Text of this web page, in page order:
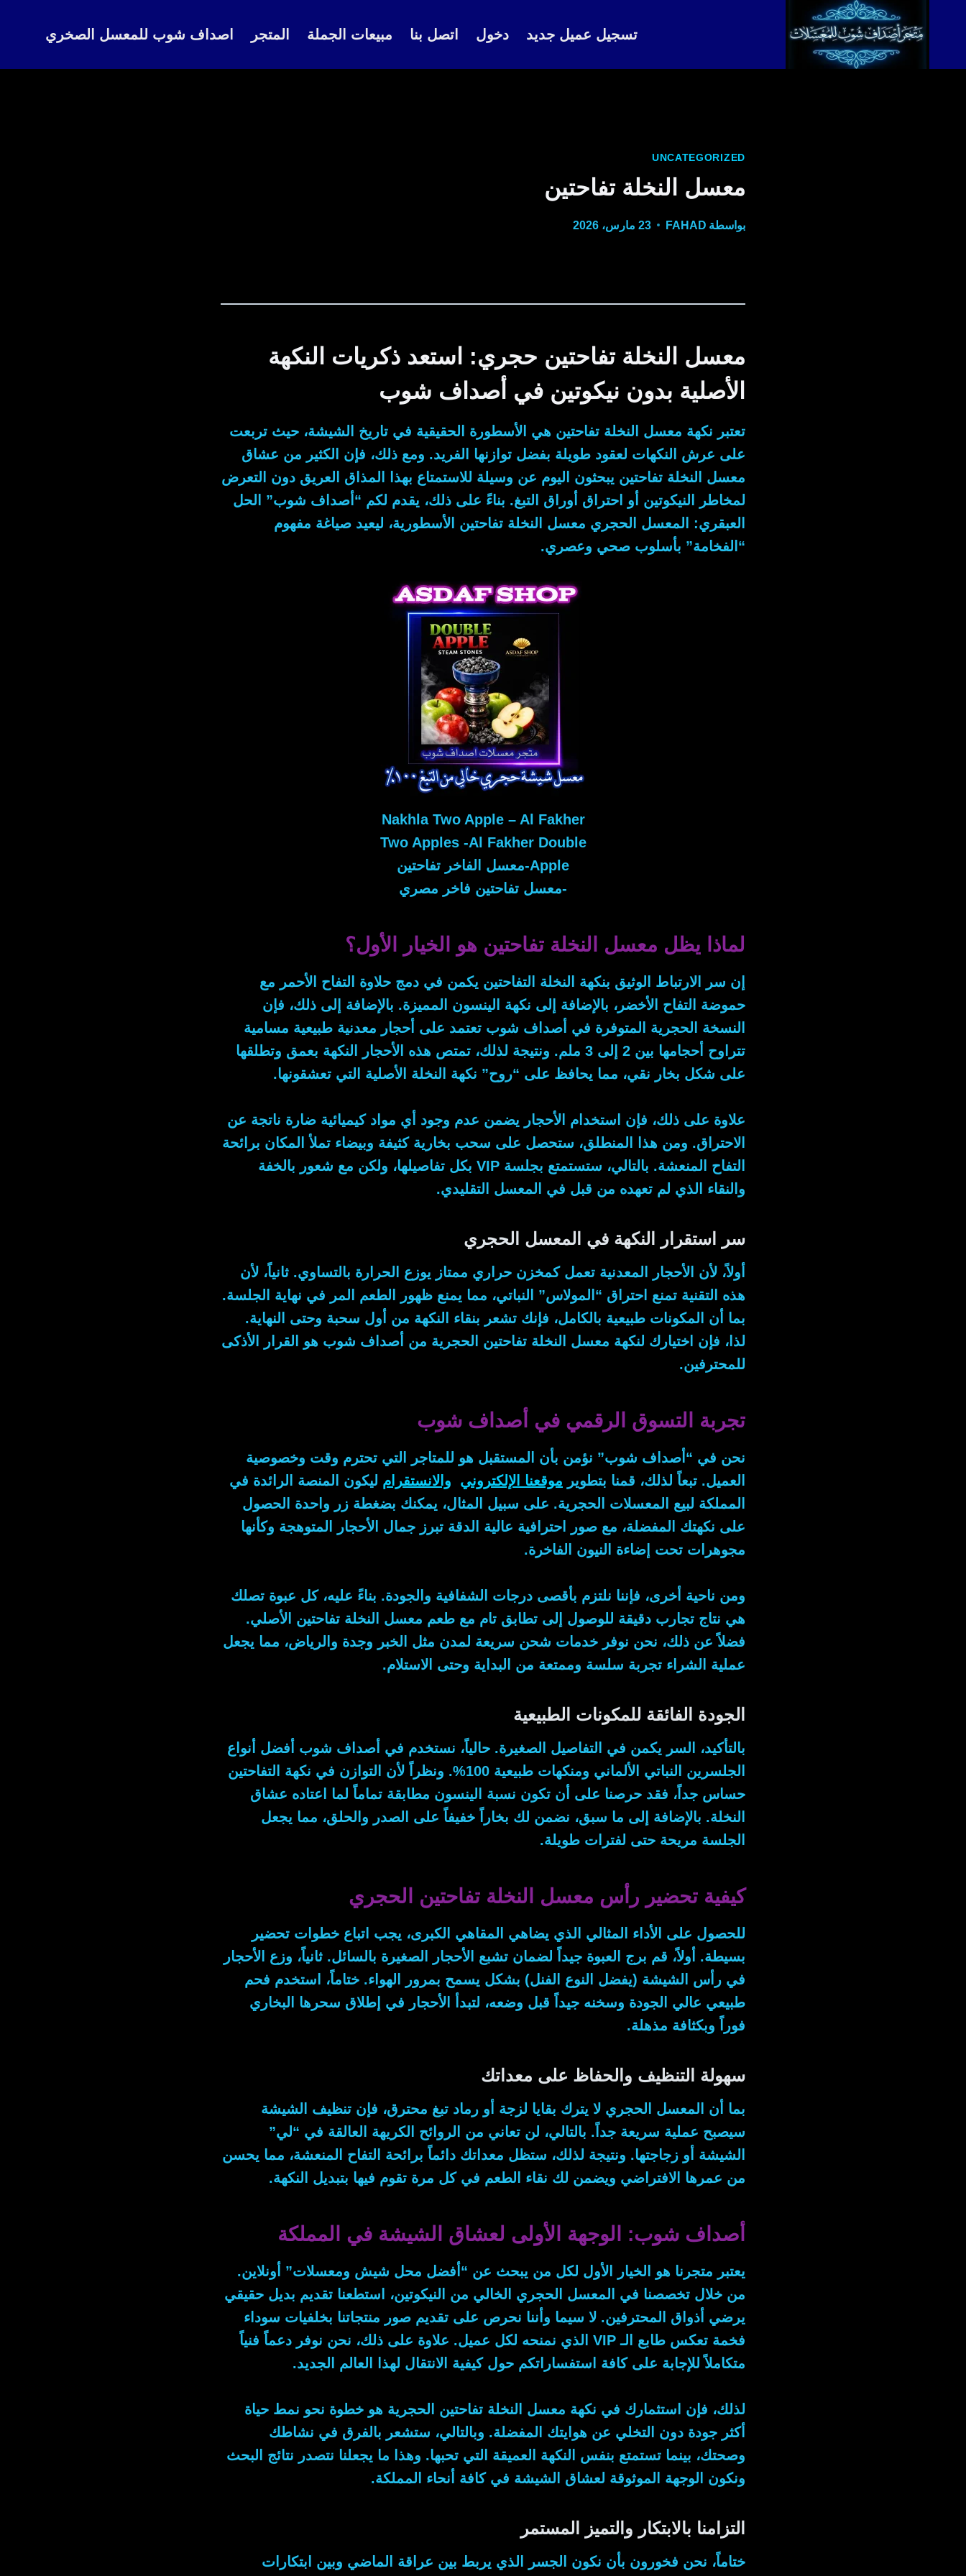
تسجيل عميل جديد دخول اتصل بنا مبيعات الجملة المتجر اصداف شوب للمعسل الصخري
UNCATEGORIZED
معسل النخلة تفاحتين
بواسطة FAHAD 23 مارس، 2026
معسل النخلة تفاحتين حجري: استعد ذكريات النكهة
الأصلية بدون نيكوتين في أصداف شوب
تعتبر نكهة معسل النخلة تفاحتين هي الأسطورة الحقيقية في تاريخ الشيشة، حيث تربعت
على عرش النكهات لعقود طويلة بفضل توازنها الفريد. ومع ذلك، فإن الكثير من عشاق
معسل النخلة تفاحتين يبحثون اليوم عن وسيلة للاستمتاع بهذا المذاق العريق دون التعرض
لمخاطر النيكوتين أو احتراق أوراق التبغ. بناءً على ذلك، يقدم لكم “أصداف شوب” الحل
العبقري: المعسل الحجري معسل النخلة تفاحتين الأسطورية، ليعيد صياغة مفهوم
“الفخامة” بأسلوب صحي وعصري.
Nakhla Two Apple – Al Fakher
Two Apples -Al Fakher Double
Apple-معسل الفاخر تفاحتين
-معسل تفاحتين فاخر مصري
لماذا يظل معسل النخلة تفاحتين هو الخيار الأول؟
إن سر الارتباط الوثيق بنكهة النخلة التفاحتين يكمن في دمج حلاوة التفاح الأحمر مع
حموضة التفاح الأخضر، بالإضافة إلى نكهة الينسون المميزة. بالإضافة إلى ذلك، فإن
النسخة الحجرية المتوفرة في أصداف شوب تعتمد على أحجار معدنية طبيعية مسامية
تتراوح أحجامها بين 2 إلى 3 ملم.
ونتيجة لذلك، تمتص هذه الأحجار النكهة بعمق وتطلقها
على شكل بخار نقي، مما يحافظ على “روح” نكهة النخلة الأصلية التي تعشقونها.
علاوة على ذلك، فإن استخدام الأحجار يضمن عدم وجود أي مواد كيميائية ضارة ناتجة عن
الاحتراق. ومن هذا المنطلق، ستحصل على سحب بخارية كثيفة وبيضاء تملأ المكان برائحة
التفاح المنعشة. بالتالي
، ستستمتع بجلسة VIP بكل تفاصيلها، ولكن مع شعور بالخفة
والنقاء الذي لم تعهده من قبل في المعسل التقليدي.
سر استقرار النكهة في المعسل الحجري
أولاً، لأن الأحجار المعدنية تعمل كمخزن حراري ممتاز يوزع الحرارة بالتساوي. ثانياً، لأن
هذه التقنية تمنع احتراق “المولاس” النباتي، مما يمنع ظهور الطعم المر في نهاية الجلسة.
بما أن المكونات طبيعية بالكامل، فإنك تشعر بنقاء النكهة من أول سحبة وحتى النهاية.
لذا ، فإن اختيارك لنكهة معسل النخلة تفاحتين الحجرية من أصداف شوب هو القرار الأذكى
للمحترفين.
تجربة التسوق الرقمي في أصداف شوب
نحن في “أصداف شوب” نؤمن بأن المستقبل هو للمتاجر التي تحترم وقت وخصوصية
العميل. تبعاً لذلك، قمنا بتطوير موقعنا الإلكتروني والانستقرام ليكون المنصة الرائدة في
المملكة لبيع المعسلات الحجرية. على سبيل المثال، يمكنك بضغطة زر واحدة الحصول
على نكهتك المفضلة، مع صور احترافية عالية الدقة تبرز جمال الأحجار المتوهجة وكأنها
مجوهرات تحت إضاءة النيون الفاخرة.
ومن ناحية أخرى، فإننا نلتزم بأقصى درجات الشفافية والجودة. بناءً عليه، كل عبوة تصلك
هي نتاج تجارب دقيقة للوصول إلى تطابق تام مع طعم معسل النخلة تفاحتين الأصلي.
فضلاً عن ذلك، نحن نوفر خدمات شحن سريعة لمدن مثل الخبر وجدة والرياض، مما يجعل
عملية الشراء تجربة سلسة وممتعة من البداية وحتى الاستلام.
الجودة الفائقة للمكونات الطبيعية
بالتأكيد، السر يكمن في التفاصيل الصغيرة. حالياً، نستخدم في أصداف شوب أفضل أنواع
الجلسرين النباتي الألماني ومنكهات طبيعية 100%.
ونظراً لأن التوازن في نكهة التفاحتين
حساس جداً، فقد حرصنا على أن تكون نسبة الينسون مطابقة تماماً لما اعتاده عشاق
النخلة. بالإضافة إلى ما سبق، نضمن لك بخاراً خفيفاً على الصدر والحلق، مما يجعل
الجلسة مريحة حتى لفترات طويلة.
كيفية تحضير رأس معسل النخلة تفاحتين الحجري
للحصول على الأداء المثالي الذي يضاهي المقاهي الكبرى، يجب اتباع خطوات تحضير
بسيطة.
أولاً، قم برج العبوة جيداً لضمان تشبع الأحجار الصغيرة بالسائل. ثانياً، وزع الأحجار
في رأس الشيشة (يفضل النوع الفنل) بشكل يسمح بمرور الهواء. ختاماً، استخدم فحم
طبيعي عالي الجودة وسخنه جيداً قبل وضعه، لتبدأ الأحجار في إطلاق سحرها البخاري
فوراً وبكثافة مذهلة.
سهولة التنظيف والحفاظ على معداتك
بما أن المعسل الحجري لا يترك بقايا لزجة أو رماد تبغ محترق، فإن تنظيف الشيشة
سيصبح عملية سريعة جداً. بالتالي، لن تعاني من الروائح الكريهة العالقة في “لي”
الشيشة أو زجاجتها. ونتيجة لذلك، ستظل معداتك دائماً برائحة التفاح المنعشة، مما يحسن
من عمرها الافتراضي ويضمن لك نقاء الطعم في كل مرة تقوم فيها بتبديل النكهة.
أصداف شوب: الوجهة الأولى لعشاق الشيشة في المملكة
يعتبر متجرنا هو الخيار الأول لكل من يبحث عن “أفضل محل شيش ومعسلات” أونلاين.
من خلال تخصصنا في المعسل الحجري الخالي من النيكوتين، استطعنا تقديم بديل حقيقي
يرضي أذواق المحترفين. لا سيما وأننا نحرص على تقديم صور منتجاتنا بخلفيات سوداء
فخمة تعكس طابع الـ VIP الذي نمنحه لكل عميل.
علاوة على ذلك، نحن نوفر دعماً فنياً
متكاملاً للإجابة على كافة استفساراتكم حول كيفية الانتقال لهذا العالم الجديد.
لذلك، فإن استثمارك في نكهة معسل النخلة تفاحتين الحجرية هو خطوة نحو نمط حياة
أكثر جودة دون التخلي عن هوايتك المفضلة. وبالتالي، ستشعر بالفرق في نشاطك
وصحتك، بينما تستمتع بنفس النكهة العميقة التي تحبها. وهذا ما يجعلنا نتصدر نتائج البحث
ونكون الوجهة الموثوقة لعشاق الشيشة في كافة أنحاء المملكة.
التزامنا بالابتكار والتميز المستمر
ختاماً، نحن فخورون بأن نكون الجسر الذي يربط بين عراقة الماضي وبين ابتكارات